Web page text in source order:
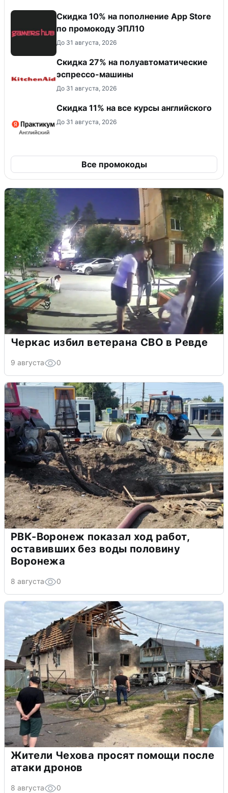
Скидка 10% на пополнение App Store
по промокоду ЭПЛ10
До 31 августа, 2026
Скидка 27% на полуавтоматические
эспрессо-машины
До 31 августа, 2026
Скидка 11% на все курсы английского
До 31 августа, 2026
Все промокоды
Черкас избил ветерана СВО в Ревде
9 августа 0
РВК-Воронеж показал ход работ,
оставивших без воды половину
Воронежа
8 августа 0
Жители Чехова просят помощи после
атаки дронов
8 августа 0